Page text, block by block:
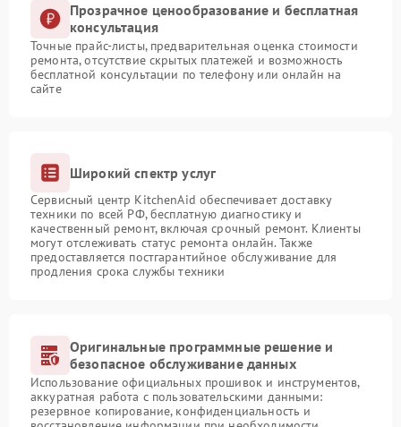
Прозрачное ценообразование и бесплатная
консультация
Точные прайс-листы, предварительная оценка стоимости
ремонта, отсутствие скрытых платежей и возможность
бесплатной консультации по телефону или онлайн на
сайте
Широкий спектр услуг
Сервисный центр KitchenAid обеспечивает доставку
техники по всей РФ, бесплатную диагностику и
качественный ремонт, включая срочный ремонт. Клиенты
могут отслеживать статус ремонта онлайн. Также
предоставляется постгарантийное обслуживание для
продления срока службы техники
Оригинальные программные решение и
безопасное обслуживание данных
Использование официальных прошивок и инструментов,
аккуратная работа с пользовательскими данными:
резервное копирование, конфиденциальность и